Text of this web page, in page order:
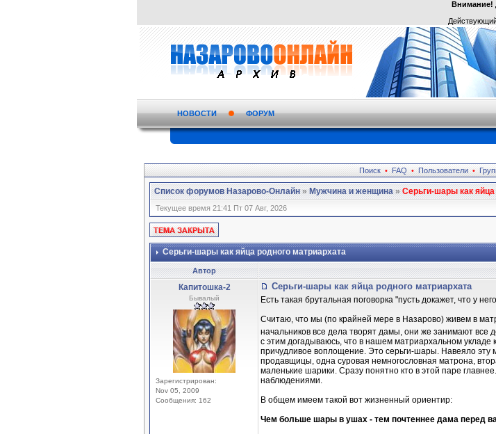
Внимание!
НОВОСТИ ФОРУМ
Поиск • FAQ • Пользователи •
Список форумов Назарово-Онлайн»Мужчина и женщина»Серьги-шары как
Текущее время 21:41 Пт 07 Авг, 2026
Серьги-шары как яйца родного матриархата
Автор
Капитошка-2
Бывалый
Зарегистрирован:
Nov 05, 2009
Сообщения: 162
Серьги-шары как яйца родного матриархата
Есть такая брутальная поговорка "пусть докажет, что у
Считаю, что мы (по крайней мере в Назарово) живем в
начальников все дела творят дамы, они же занимают все
с этим догадываюсь, что в нашем матриархальном укладе
причудливое воплощение. Это серьги-шары. Навеяло эту
продавщицы, одна суровая немногословная матрона,
маленькие шарики. Сразу понятно кто в этой паре
наблюдениями.
В общем имеем такой вот жизненный ориентир:
Чем больше шары в ушах - тем почтеннее дама перед